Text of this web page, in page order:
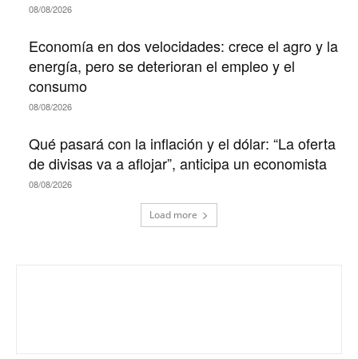
08/08/2026
Economía en dos velocidades: crece el agro y la
energía, pero se deterioran el empleo y el
consumo
08/08/2026
Qué pasará con la inflación y el dólar: “La oferta
de divisas va a aflojar”, anticipa un economista
08/08/2026
Load more